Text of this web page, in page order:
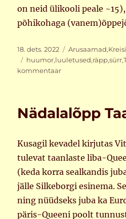
on neid ülikooli peale
põhikohaga
Postitatud
18. dets. 2022 Rubriigid
Arusaamad,
Sildid
huumor,luuletused,räpp,sürr,
kommentaar
Nädalalõpp
Kusagil kevadel kirjutas
tulevat taanlaste liba-
(keda korra sealkandis
jälle Silkeborgi esinema.
ning nüüdseks juba ka
päris-Queeni poolt